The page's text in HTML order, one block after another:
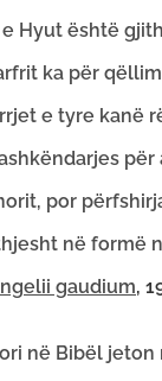
Hyut është
ka për
e tyre kanë
por
në formë
gaudium,
në Bibël